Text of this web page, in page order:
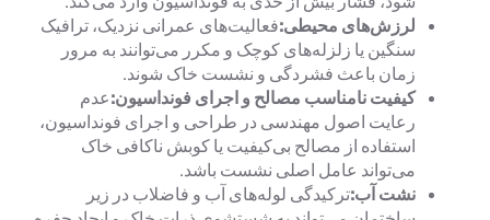
لرزش‌های محیطی:فعالیت‌های عمرانی نزدیک، ترافیک
سنگین یا زلزله‌های کوچک و مکرر می‌توانند به مرور
زمان باعث فشردگی و نشست خاک شوند.
کیفیت نامناسب مصالح و اجرای فونداسیون:عدم
رعایت اصول مهندسی در طراحی و اجرای فونداسیون،
استفاده از مصالح بی‌کیفیت یا کوبش ناکافی خاک
می‌تواند عامل اصلی نشست باشد.
نشت آب:ترکیدگی لوله‌های آب و فاضلاب در زیر